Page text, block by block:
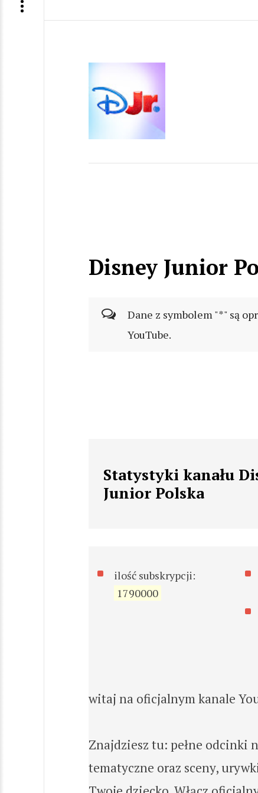
Disney Junior
Dane z symbolem "*" są
YouTube.
Statystyki kanału
Junior Polska
ilość subskrypcji:
1790000
witaj na oficjalnym kanale
Znajdziesz tu: pełne odcinki
tematyczne oraz sceny,